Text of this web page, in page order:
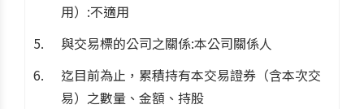
用）:不適用
與交易標的公司之關係:本公司關係人
迄目前為止，累積持有本交易證券（含本次交
易）之數量、金額、持股